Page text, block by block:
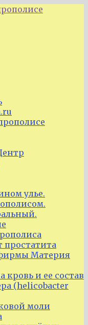
улье.
простатита
Материя
кровь и ее состав
(helicobacter
моли